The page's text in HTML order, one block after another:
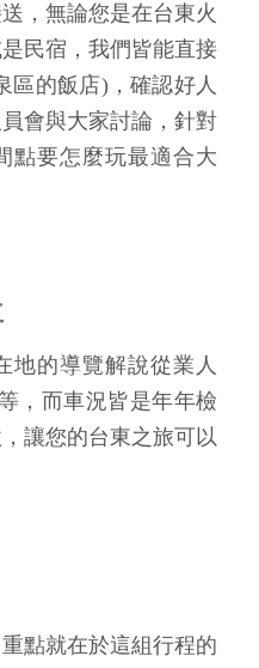
，無論您是在台東火
民宿，我們皆能直接
區的飯店)，確認好人
會與大家討論，針對
點要怎麼玩最適合大
地的導覽解說從業人
，而車況皆是年年檢
讓您的台東之旅可以
點就在於這組行程的